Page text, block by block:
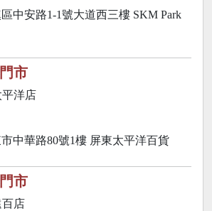
中安路1-1號大道西三樓 SKM Park
市
洋店
中華路80號1樓 屏東太平洋百貨
市
店